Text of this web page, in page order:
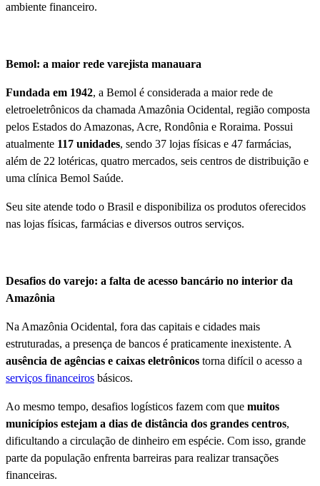
ambiente financeiro.
Bemol: a maior rede varejista manauara
Fundada em 1942, a Bemol é considerada a maior rede de
eletroeletrônicos da chamada Amazônia Ocidental, região composta
pelos Estados do Amazonas, Acre, Rondônia e Roraima. Possui
atualmente 117 unidades, sendo 37 lojas físicas e 47 farmácias,
além de 22 lotéricas, quatro mercados, seis centros de distribuição e
uma clínica Bemol Saúde.
Seu site atende todo o Brasil e disponibiliza os produtos oferecidos
nas lojas físicas, farmácias e diversos outros serviços.
Desafios do varejo: a falta de acesso bancário no interior da
Amazônia
Na Amazônia Ocidental, fora das capitais e cidades mais
estruturadas, a presença de bancos é praticamente inexistente. A
ausência de agências e caixas eletrônicos torna difícil o acesso a
serviços financeiros básicos.
Ao mesmo tempo, desafios logísticos fazem com que muitos
municípios estejam a dias de distância dos grandes centros,
dificultando a circulação de dinheiro em espécie. Com isso, grande
parte da população enfrenta barreiras para realizar transações
financeiras.